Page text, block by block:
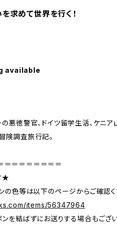
求めて世界を行く！
available
の悪徳警官、ドイツ留学生活、ケニ
険調査旅行記。
＝＝＝＝＝＝＝＝
★
ンの色等は以下のページからご確認
items/56347964
を結ばずにお送りする場合もござ